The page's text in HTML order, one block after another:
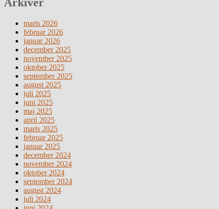
marts 2026
februar 2026
januar 2026
december 2025
november 2025
oktober 2025
september 2025
august 2025
juli 2025
juni 2025
maj 2025
april 2025
marts 2025
februar 2025
januar 2025
december 2024
november 2024
oktober 2024
september 2024
august 2024
juli 2024